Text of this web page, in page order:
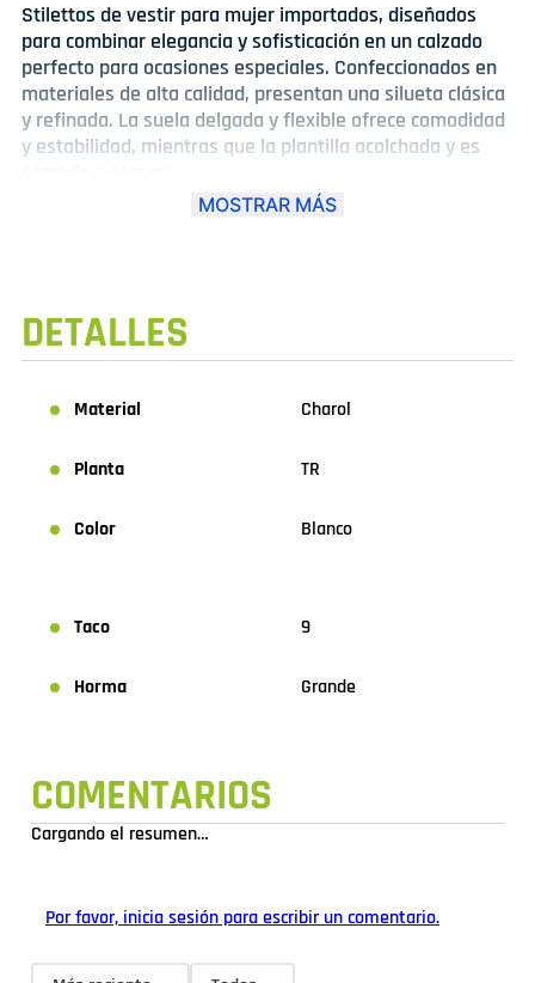
Stilettos de vestir para mujer importados, diseñados
para combinar elegancia y sofisticación en un calzado
perfecto para ocasiones especiales. Confeccionados en
materiales de alta calidad, presentan una silueta clásica
y refinada. La suela delgada y flexible ofrece comodidad
y estabilidad, mientras que la plantilla acolchada y es
Características: - Material: Verniz, Pelica y Napa de alta
MOSTRAR MÁS
DETALLES
Material Charol
Planta TR
Color Blanco
Taco 9
Horma Grande
COMENTARIOS
Cargando el resumen…
Por favor, inicia sesión para escribir un comentario.